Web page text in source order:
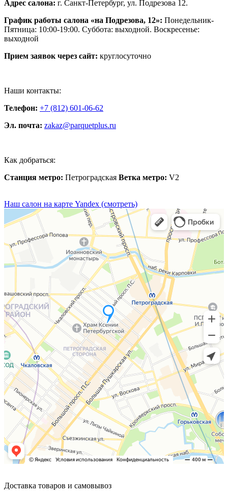
Адрес салона: г. Санкт-Петербург, ул. Подрезова 12.
График работы салона «на Подрезова, 12»: Понедельник-
Пятница: 10:00-19:00. Суббота: выходной. Воскресенье:
выходной
Прием заявок через сайт: круглосуточно
Наши контакты:
Телефон: +7 (812) 601-06-62
Эл. почта: zakaz@parquetplus.ru
Как добраться:
Станция метро: Петроградская Ветка метро: V2
Наш салон на карте Yandex (смотреть)
Доставка товаров и самовывоз